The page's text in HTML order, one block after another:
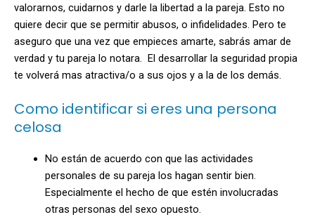
valorarnos, cuidarnos y darle la libertad a la pareja. Esto no
quiere decir que se permitir abusos, o infidelidades. Pero te
aseguro que una vez que empieces amarte, sabrás amar de
verdad y tu pareja lo notara. El desarrollar la seguridad propia
te volverá mas atractiva/o a sus ojos y a la de los demás.
Como identificar si eres una persona
celosa
No están de acuerdo con que las actividades
personales de su pareja los hagan sentir bien.
Especialmente el hecho de que estén involucradas
otras personas del sexo opuesto.